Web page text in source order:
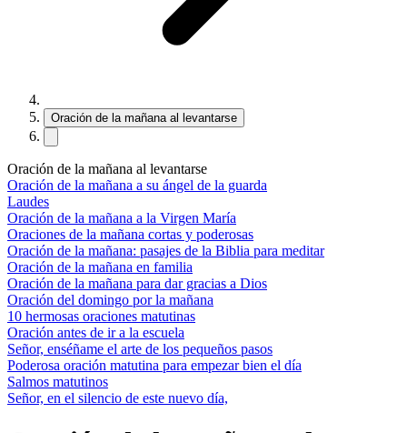
Oración de la mañana al levantarse
Oración de la mañana al levantarse
Oración de la mañana a su ángel de la guarda
Laudes
Oración de la mañana a la Virgen María
Oraciones de la mañana cortas y poderosas
Oración de la mañana: pasajes de la Biblia para meditar
Oración de la mañana en familia
Oración de la mañana para dar gracias a Dios
Oración del domingo por la mañana
10 hermosas oraciones matutinas
Oración antes de ir a la escuela
Señor, enséñame el arte de los pequeños pasos
Poderosa oración matutina para empezar bien el día
Salmos matutinos
Señor, en el silencio de este nuevo día,